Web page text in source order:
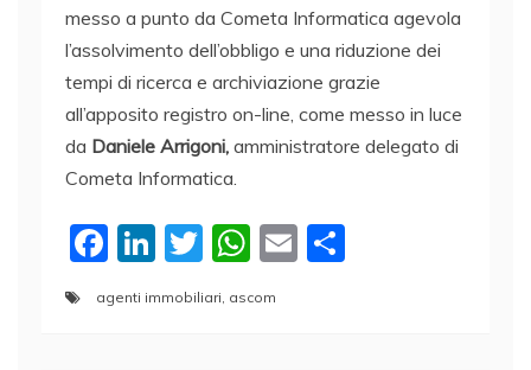
messo a punto da Cometa Informatica agevola
l’assolvimento dell’obbligo e una riduzione dei
tempi di ricerca e archiviazione grazie
all’apposito registro on-line, come messo in luce
da Daniele Arrigoni, amministratore delegato di
Cometa Informatica.
F
c
Li T
w
itt
W E
agenti immobiliari, ascom